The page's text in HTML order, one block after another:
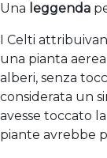
Una leggenda
I Celti
una pianta
alberi, senza
considerata un
avesse toccato
piante avrebbe